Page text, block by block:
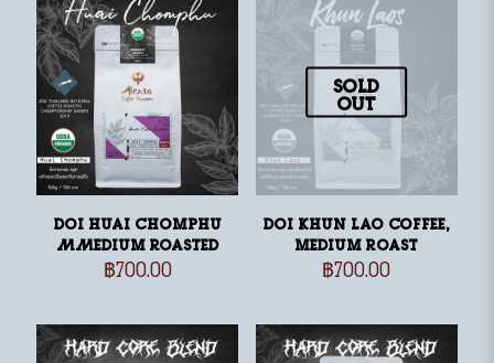
Doi Huai Chomphu
MMedium Roasted
฿700.00
Sold
out
Doi Khun Lao Coffee,
medium roast
฿700.00